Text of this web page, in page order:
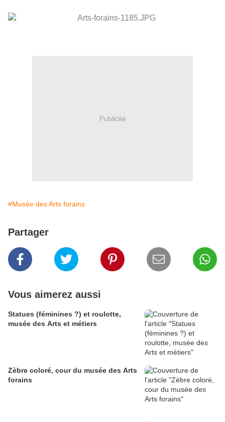
Publicité
#Musée des Arts forains
Partager
Vous aimerez aussi
Statues (féminines ?) et roulotte,
musée des Arts et métiers
Zèbre coloré, cour du musée des Arts
forains